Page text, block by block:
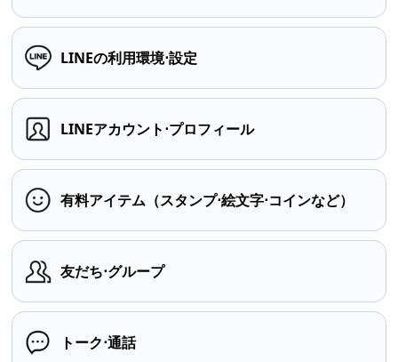
LINEの利用環境⋅設定
LINEアカウント⋅プロフィール
有料アイテム（スタンプ⋅絵文字⋅コインなど）
友だち⋅グループ
トーク⋅通話